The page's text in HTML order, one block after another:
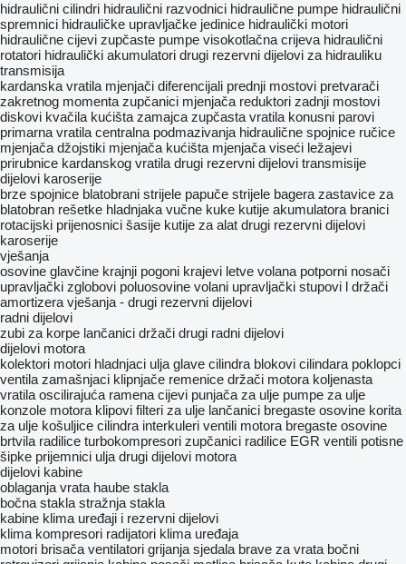
hidraulični cilindri hidraulični razvodnici hidraulične pumpe hidraulični
spremnici hidrauličke upravljačke jedinice hidraulički motori
hidraulične cijevi zupčaste pumpe visokotlačna crijeva hidraulični
rotatori hidraulički akumulatori drugi rezervni dijelovi za hidrauliku
transmisija
kardanska vratila mjenjači diferencijali prednji mostovi pretvarači
zakretnog momenta zupčanici mjenjača reduktori zadnji mostovi
diskovi kvačila kućišta zamajca zupčasta vratila konusni parovi
primarna vratila centralna podmazivanja hidraulične spojnice ručice
mjenjača džojstiki mjenjača kućišta mjenjača viseći ležajevi
prirubnice kardanskog vratila drugi rezervni dijelovi transmisije
dijelovi karoserije
brze spojnice blatobrani strijele papuče strijele bagera zastavice za
blatobran rešetke hladnjaka vučne kuke kutije akumulatora branici
rotacijski prijenosnici šasije kutije za alat drugi rezervni dijelovi
karoserije
vješanja
osovine glavčine krajnji pogoni krajevi letve volana potporni nosači
upravljački zglobovi poluosovine volani upravljački stupovi l držači
amortizera vješanja - drugi rezervni dijelovi
radni dijelovi
zubi za korpe lančanici držači drugi radni dijelovi
dijelovi motora
kolektori motori hladnjaci ulja glave cilindra blokovi cilindara poklopci
ventila zamašnjaci klipnjače remenice držači motora koljenasta
vratila oscilirajuća ramena cijevi punjača za ulje pumpe za ulje
konzole motora klipovi filteri za ulje lančanici bregaste osovine korita
za ulje košuljice cilindra interkuleri ventili motora bregastе osovinе
brtvila radilice turbokompresori zupčanici radilice EGR ventili potisne
šipke prijemnici ulja drugi dijelovi motora
dijelovi kabine
oblaganja vrata haube stakla
bočna stakla stražnja stakla
kabine klima uređaji i rezervni dijelovi
klima kompresori radijatori klima uređaja
motori brisača ventilatori grijanja sjedala brave za vrata bočni